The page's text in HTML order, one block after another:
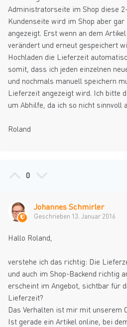
Administratorseite im Shop diese
Kundenseite wird im Shop aber
angezeigt. Erst wenn an dem
verändert und erneut gespeichert
Hochladen die Lieferzeit
somit, dass ich jeden einzelnen
und nochmals manuell speichern
Lieferzeit angezeigt wird. Ich bitte
um Abhilfe, da ich so nicht sinnvoll
Roland
0
Johannes Schmirler
Geschrieben 13. Januar 2016
Hallo Roland,
verstehe ich das richtig: Die
und auch im Shop-Backend richtig
erscheint im Angebot, sichtbar für
Lieferzeit?
Das Verhalten ist mir mit unserem
Ist gerade ein Artikel online, bei